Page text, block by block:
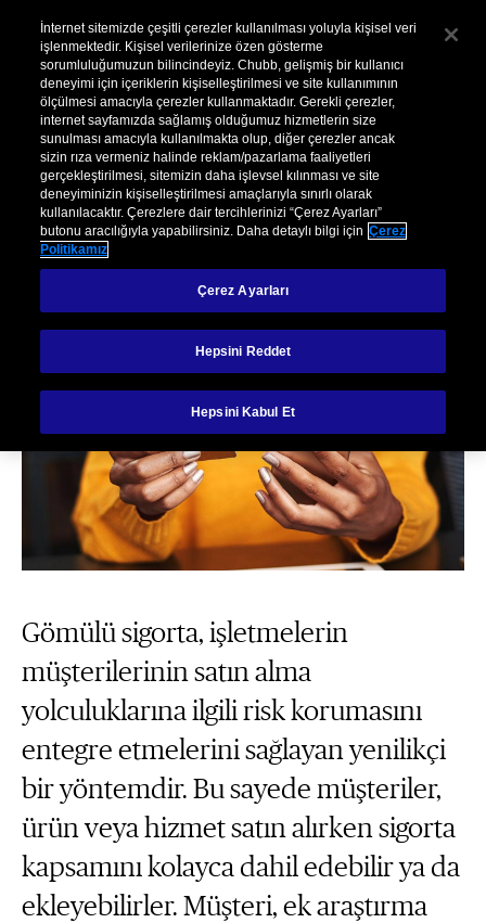
Kurumsal Hasar Şikayet
Gömülü Sigorta
Nedir?
Gömülü sigorta, işletmelerin
müşterilerinin satın alma
yolculuklarına ilgili risk korumasını
entegre etmelerini sağlayan yenilikçi
bir yöntemdir. Bu sayede müşteriler,
ürün veya hizmet satın alırken sigorta
kapsamını kolayca dahil edebilir ya da
ekleyebilirler. Müşteri, ek araştırma
İnternet sitemizde çeşitli çerezler kullanılması yoluyla kişisel veri
işlenmektedir. Kişisel verilerinize özen gösterme
sorumluluğumuzun bilincindeyiz. Chubb, gelişmiş bir kullanıcı
deneyimi için içeriklerin kişiselleştirilmesi ve site kullanımının
ölçülmesi amacıyla çerezler kullanmaktadır. Gerekli çerezler,
internet sayfamızda sağlamış olduğumuz hizmetlerin size
sunulması amacıyla kullanılmakta olup, diğer çerezler ancak
sizin rıza vermeniz halinde reklam/pazarlama faaliyetleri
gerçekleştirilmesi, sitemizin daha işlevsel kılınması ve site
deneyiminizin kişiselleştirilmesi amaçlarıyla sınırlı olarak
kullanılacaktır. Çerezlere dair tercihlerinizi “Çerez Ayarları”
butonu aracılığıyla yapabilirsiniz. Daha detaylı bilgi için Çerez
Politikamız
Çerez Ayarları
Hepsini Reddet
Hepsini Kabul Et